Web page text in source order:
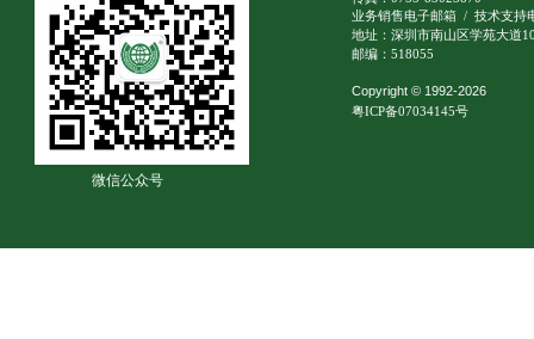
业务销售电子邮箱 / 技术支持
地址：深圳市南山区学苑大道
邮编：518055
Copyright © 1992-2026
粤ICP备07034145号
微信公众号